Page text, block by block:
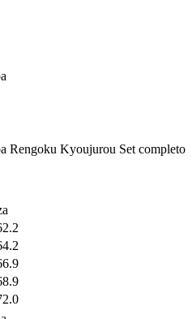
Rengoku Kyoujurou Set completo